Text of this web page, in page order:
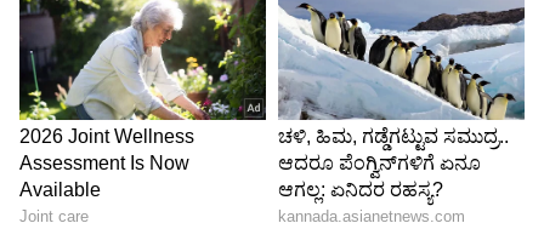
Image Credit :Instagram
ಪವಿತ್ರಾ ಹೆಸರನ್ನೇ ಮರೆತರು!
ತಾವು ಪವಿತ್ರಾ ಎಂಬಾಕೆಯ ಹೆಸರು ಹೇಳಿರುವುದನ್ನು
ಮರೆತಿರುವ ಹನುಮಂತು, ನಿಜವಾಗಿಯೂ ನಾನು ಆ ಹೆಸರು
ಹೇಳಿದ್ನಾ? ಇಲ್ಲಪ್ಪ ನನಗೆ ಅಂಥ ಯಾವ ಸ್ನೇಹಿತೆಯೂ ಇಲ್ಲ.